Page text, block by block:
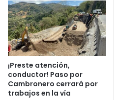
¡Preste atención,
conductor! Paso por
Cambronero cerrará por
trabajos en la vía